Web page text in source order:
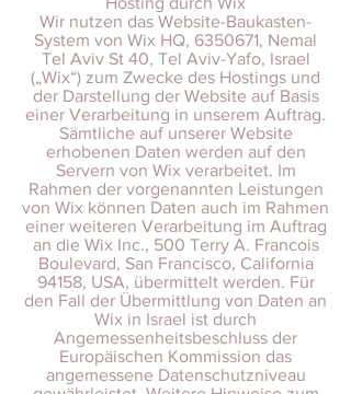
Wir nutzen das Website-Baukasten-
System von Wix HQ, 6350671, Nemal
Tel Aviv St 40, Tel Aviv-Yafo, Israel
(„Wix“) zum Zwecke des Hostings und
der Darstellung der Website auf Basis
einer Verarbeitung in unserem Auftrag.
Sämtliche auf unserer Website
erhobenen Daten werden auf den
Servern von Wix verarbeitet. Im
Rahmen der vorgenannten Leistungen
von Wix können Daten auch im Rahmen
einer weiteren Verarbeitung im Auftrag
an die Wix Inc., 500 Terry A. Francois
Boulevard, San Francisco, California
94158, USA, übermittelt werden. Für
den Fall der Übermittlung von Daten an
Wix in Israel ist durch
Angemessenheitsbeschluss der
Europäischen Kommission das
angemessene Datenschutzniveau